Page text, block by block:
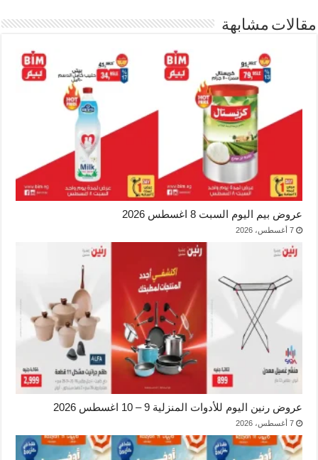
مقالات مشابهة
عروض بيم اليوم السبت 8 اغسطس 2026
7 أغسطس، 2026
عروض رنين اليوم للأدوات المنزلية 9 – 10 اغسطس 2026
7 أغسطس، 2026